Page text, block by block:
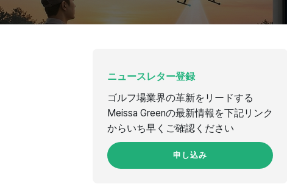
ニュースレター登録
ゴルフ場業界の革新をリードする
Meissa Greenの最新情報を下記リンク
からいち早くご確認ください
申し込み